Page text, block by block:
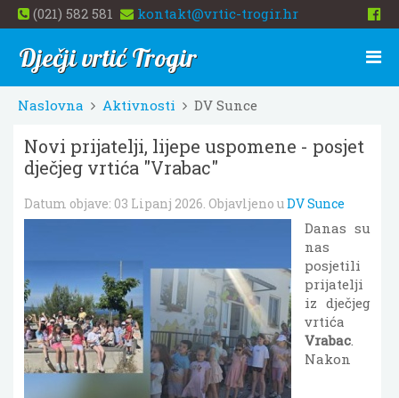
(021) 582 581 kontakt@vrtic-trogir.hr
Dječji vrtić Trogir
Naslovna Aktivnosti DV Sunce
Novi prijatelji, lijepe uspomene - posjet
dječjeg vrtića "Vrabac"
Datum objave: 03 Lipanj 2026. Objavljeno uDV Sunce
Danas su
nas
posjetili
prijatelji
iz dječjeg
vrtića
Vrabac.
Nakon